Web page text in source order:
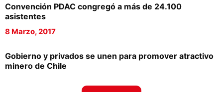
Designaciones
Calendario de Eventos
Revistas Digital
Siguenos
Convención PDAC congregó a más de 24.100
asistentes
8 Marzo, 2017
Gobierno y privados se unen para promover atractivo
minero de Chile